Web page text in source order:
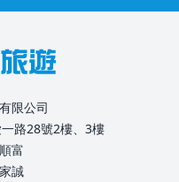
限公司
路28號2樓、3樓
富
誠